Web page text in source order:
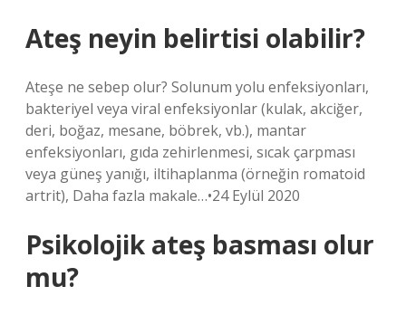
Ateş neyin belirtisi olabilir?
Ateşe ne sebep olur? Solunum yolu enfeksiyonları,
bakteriyel veya viral enfeksiyonlar (kulak, akciğer,
deri, boğaz, mesane, böbrek, vb.), mantar
enfeksiyonları, gıda zehirlenmesi, sıcak çarpması
veya güneş yanığı, iltihaplanma (örneğin romatoid
artrit), Daha fazla makale…•24 Eylül 2020
Psikolojik ateş basması olur
mu?